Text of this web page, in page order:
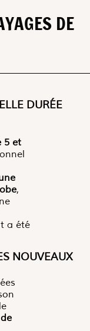
DE
DURÉE
5 et
,
a été
NOUVEAUX